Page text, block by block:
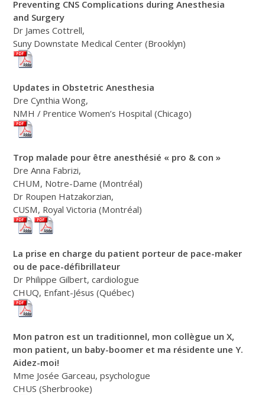
Preventing CNS Complications during Anesthesia
and Surgery
Dr James Cottrell,
Suny Downstate Medical Center (Brooklyn)
Updates in Obstetric Anesthesia
Dre Cynthia Wong,
NMH / Prentice Women’s Hospital (Chicago)
Trop malade pour être anesthésié « pro & con »
Dre Anna Fabrizi,
CHUM, Notre-Dame (Montréal)
Dr Roupen Hatzakorzian,
CUSM, Royal Victoria (Montréal)
La prise en charge du patient porteur de pace-maker
ou de pace-défibrillateur
Dr Philippe Gilbert, cardiologue
CHUQ, Enfant-Jésus (Québec)
Mon patron est un traditionnel, mon collègue un X,
mon patient, un baby-boomer et ma résidente une Y.
Aidez-moi!
Mme Josée Garceau, psychologue
CHUS (Sherbrooke)